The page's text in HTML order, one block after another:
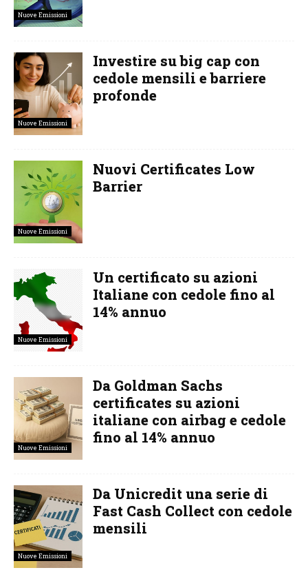
Nuove Emissioni
Nuove Emissioni
Investire su big cap con
cedole mensili e barriere
profonde
Nuove Emissioni
Nuovi Certificates Low
Barrier
Nuove Emissioni
Un certificato su azioni
Italiane con cedole fino al
14% annuo
Nuove Emissioni
Da Goldman Sachs
certificates su azioni
italiane con airbag e cedole
fino al 14% annuo
Nuove Emissioni
Da Unicredit una serie di
Fast Cash Collect con cedole
mensili